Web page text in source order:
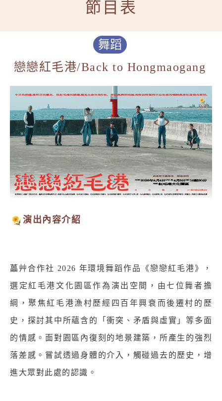
節目表
舞蹈
戀戀紅毛港/Back to Hongmaogang
演出內容介紹
藟艸合作社 2026 年環境舞蹈作品《戀戀紅毛港》，
選定紅毛港文化園區作為演出空間，由七位舞者擔
綱，聚焦紅毛港漁村歷經四百年興衰而後遷村的歷
史，探討其中所蘊含的「衝突、矛盾與虛實」等多面
的情感。面對園區內復刻的地景建築，所產生的強烈
落差感。嘗試透過身體的介入，觸碰過去的歷史，增
進大眾對此處的認識。